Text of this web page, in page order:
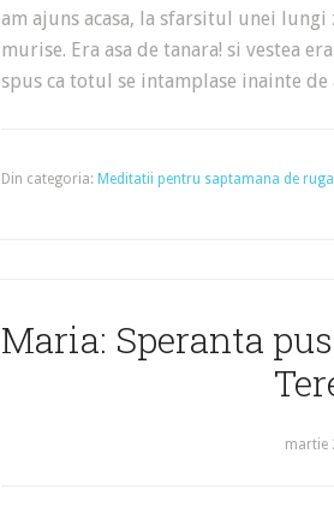
am ajuns acasa, la sfarsitul unei
murise. Era asa de tanara! si vestea
spus ca totul se intamplase inainte
Din categoria: Meditatii pentru saptamana de
Maria: Speranta
martie